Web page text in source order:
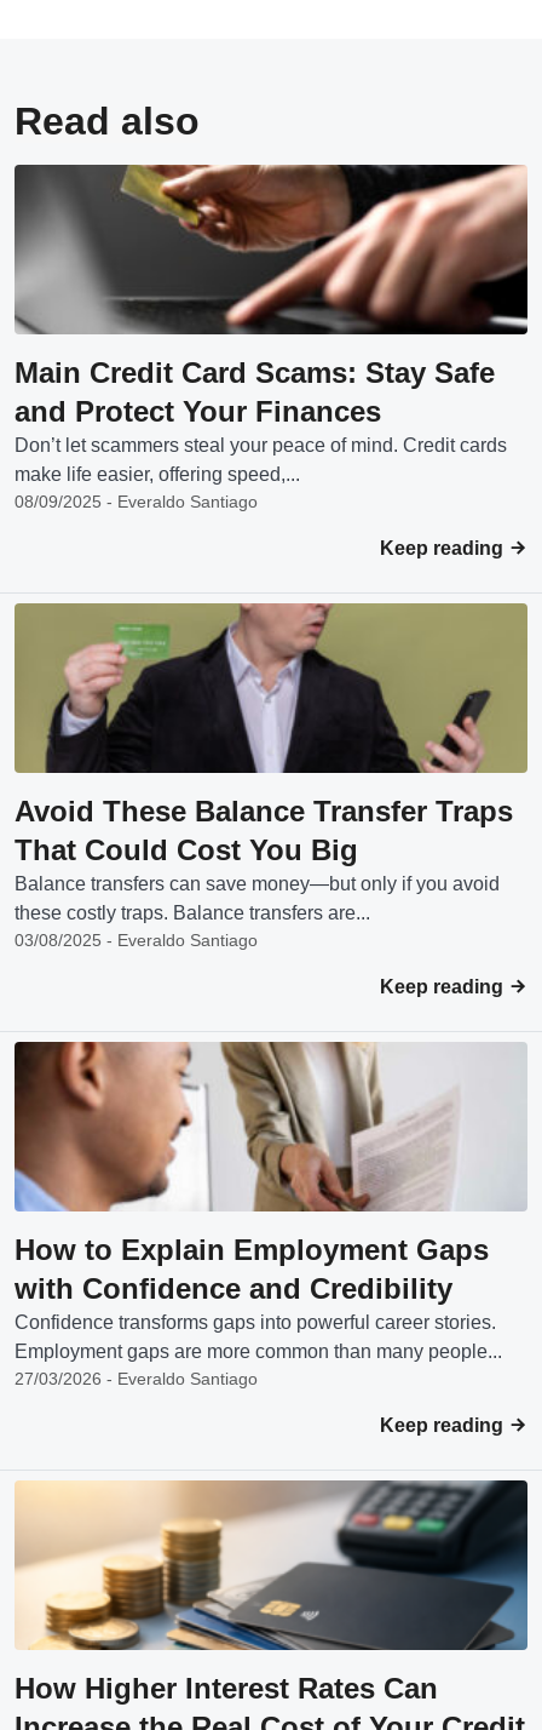
Read also
Main Credit Card Scams: Stay Safe
and Protect Your Finances
Don’t let scammers steal your peace of mind. Credit cards
make life easier, offering speed,...
08/09/2025 - Everaldo Santiago
Keep reading
Avoid These Balance Transfer Traps
That Could Cost You Big
Balance transfers can save money—but only if you avoid
these costly traps. Balance transfers are...
03/08/2025 - Everaldo Santiago
Keep reading
How to Explain Employment Gaps
with Confidence and Credibility
Confidence transforms gaps into powerful career stories.
Employment gaps are more common than many people...
27/03/2026 - Everaldo Santiago
Keep reading
How Higher Interest Rates Can